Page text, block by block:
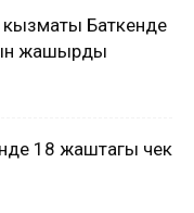
кызматы Баткенде
жашырды
18 жаштагы чек